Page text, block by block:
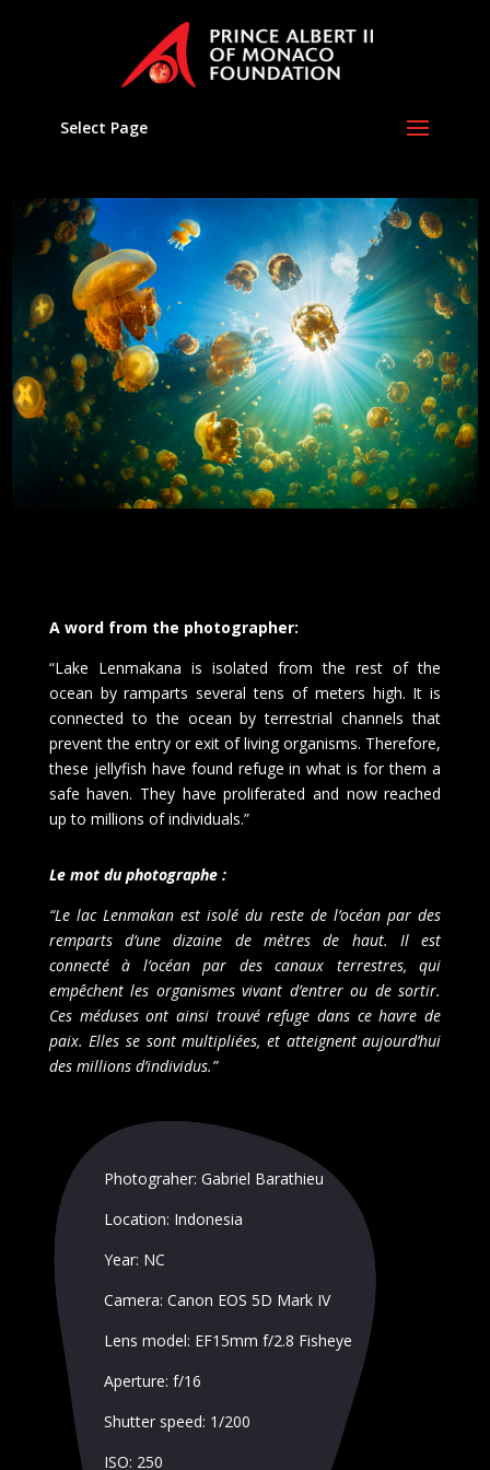
Select Page
A word from the photographer:
“Lake Lenmakana is isolated from the rest of the
ocean by ramparts several tens of meters high. It is
connected to the ocean by terrestrial channels that
prevent the entry or exit of living organisms. Therefore,
these jellyfish have found refuge in what is for them a
safe haven. They have proliferated and now reached
up to millions of individuals.”
Le mot du photographe :
“Le lac Lenmakan est isolé du reste de l’océan par des
remparts d’une dizaine de mètres de haut. Il est
connecté à l’océan par des canaux terrestres, qui
empêchent les organismes vivant d’entrer ou de sortir.
Ces méduses ont ainsi trouvé refuge dans ce havre de
paix. Elles se sont multipliées, et atteignent aujourd’hui
des millions d’individus.”
Photograher: Gabriel Barathieu
Location: Indonesia
Year: NC
Camera: Canon EOS 5D Mark IV
Lens model: EF15mm f/2.8 Fisheye
Aperture: f/16
Shutter speed: 1/200
ISO: 250